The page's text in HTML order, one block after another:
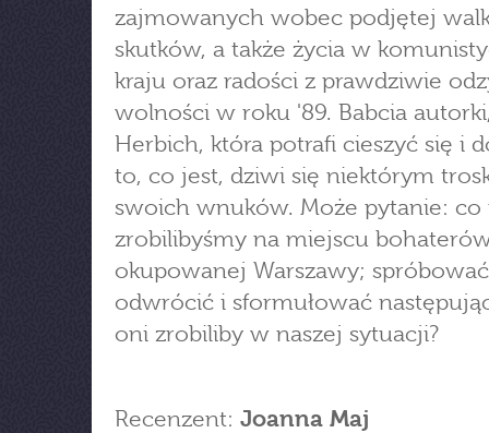
zajmowanych wobec podjętej
skutków, a także życia w
kraju oraz radości z prawdziwie
wolności w roku '89. Babcia
Herbich, która potrafi cieszyć się i
to, co jest, dziwi się niektórym
swoich wnuków. Może pytanie: co
zrobilibyśmy na miejscu
okupowanej Warszawy; spróbować
odwrócić i sformułować
oni zrobiliby w naszej sytuacji?
Recenzent: Joanna Maj